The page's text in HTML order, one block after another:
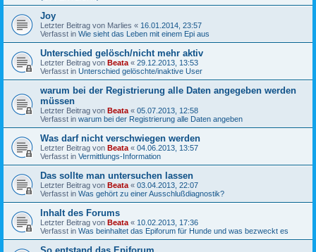
Joy
Letzter Beitrag von Marlies « 16.01.2014, 23:57
Verfasst in Wie sieht das Leben mit einem Epi aus
Unterschied gelösch/nicht mehr aktiv
Letzter Beitrag von Beata « 29.12.2013, 13:53
Verfasst in Unterschied gelöschte/inaktive User
warum bei der Registrierung alle Daten angegeben werden
müssen
Letzter Beitrag von Beata « 05.07.2013, 12:58
Verfasst in warum bei der Registrierung alle Daten angeben
Was darf nicht verschwiegen werden
Letzter Beitrag von Beata « 04.06.2013, 13:57
Verfasst in Vermittlungs-Information
Das sollte man untersuchen lassen
Letzter Beitrag von Beata « 03.04.2013, 22:07
Verfasst in Was gehört zu einer Ausschlußdiagnostik?
Inhalt des Forums
Letzter Beitrag von Beata « 10.02.2013, 17:36
Verfasst in Was beinhaltet das Epiforum für Hunde und was bezweckt es
So entstand das Epiforum